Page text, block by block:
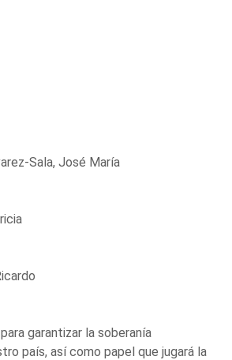
Sala, José María
garantizar la soberanía
país, así como papel que jugará la